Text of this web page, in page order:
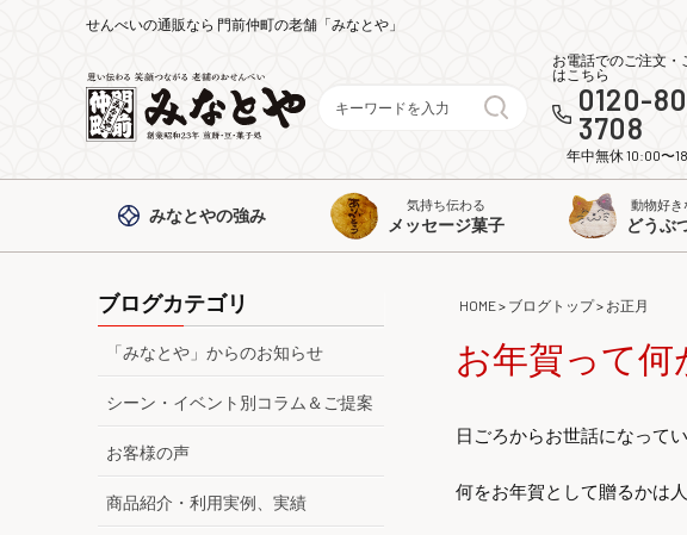
せんべいの通販なら 門前仲町の老舗「みなとや」
お電話でのご注文・
はこちら
0120-
3708
年中無休 10:00〜
みなとやの強み
気持ち伝わる
メッセージ菓子
動物好き
どうぶ
ブログカテゴリ
「みなとや」からのお知らせ
シーン・イベント別コラム＆ご提案
お客様の声
商品紹介・利用実例、実績
HOME> ブログトップ> お正月
お年賀って何
日ごろからお世話になって
何をお年賀として贈るかは